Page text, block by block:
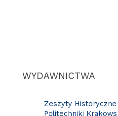
WYDAWNICTWA
Zeszyty Historyczne
Politechniki